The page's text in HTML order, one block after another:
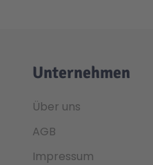
Unternehmen
Über uns
AGB
Impressum